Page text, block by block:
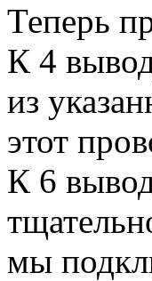
Теперь
К 4
из
этот
К 6
мы